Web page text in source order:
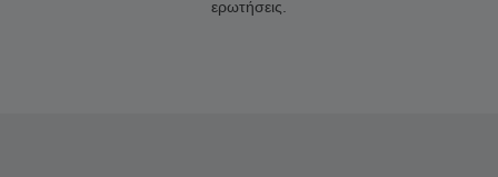
ερωτήσεις.